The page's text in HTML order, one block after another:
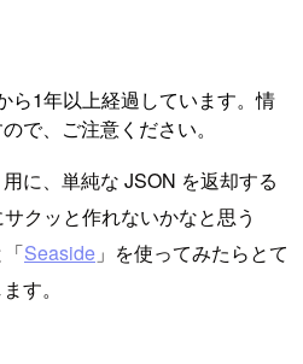
ら1年以上経過しています。情
で、ご注意ください。
に、単純な JSON を返却する
クッと作れないかなと思う
「Seaside 」を使ってみたらとて
す。